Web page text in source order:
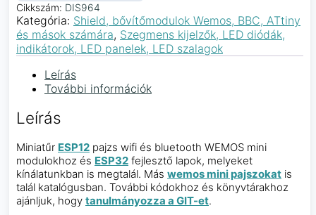
Cikkszám: DIS964
Kategória: Shield, bővítőmodulok Wemos, BBC, ATtiny
és mások számára, Szegmens kijelzők, LED diódák,
indikátorok, LED panelek, LED szalagok
Leírás
További információk
Leírás
Miniatűr ESP12 pajzs wifi és bluetooth WEMOS mini
modulokhoz és ESP32 fejlesztő lapok, melyeket
kínálatunkban is megtalál. Más wemos mini pajszokat is
talál katalógusban. További kódokhoz és könyvtárakhoz
ajánljuk, hogy tanulmányozza a GIT-et.